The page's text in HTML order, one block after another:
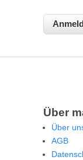
Über
Über
AGB